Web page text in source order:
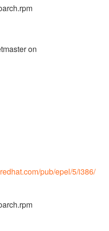
on
pub/epel/5/i386/